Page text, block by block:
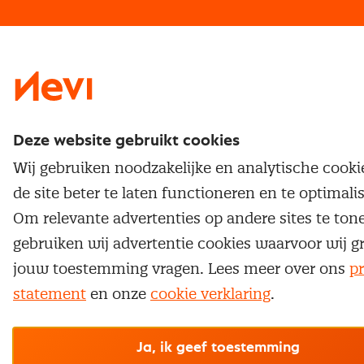
Traineeship
Nevi 2
Deze website gebruikt cookies
Wij gebruiken noodzakelijke en analytische
de site beter te laten functioneren en te
Om relevante advertenties op andere sites te
gebruiken wij advertentie cookies waarvoor wij
jouw toestemming vragen. Lees meer over ons
statement en onze cookie verklaring.
Ja, ik geef toestemming